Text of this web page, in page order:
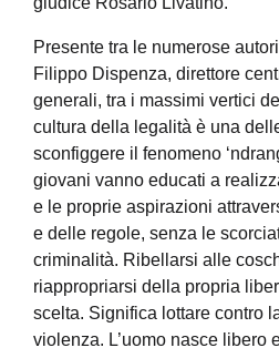
Presente tra le numerose
Filippo Dispenza, direttore
generali, tra i massimi vertici
cultura della legalità è una
sconfiggere il fenomeno
giovani vanno educati a
e le proprie aspirazioni
e delle regole, senza le
criminalità. Ribellarsi alle
riappropriarsi della propria
scelta. Significa lottare contro
violenza. L’uomo nasce libero